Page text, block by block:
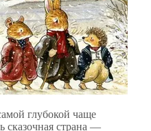
глубокой чаще
сказочная страна —